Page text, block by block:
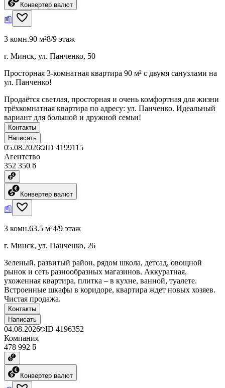
Конвертер валют
3 комн.90 м²8/9 этаж
г. Минск, ул. Панченко, 50
Просторная 3-комнатная квартира 90 м² с двумя санузлами на
ул. Панченко!
Продаётся светлая, просторная и очень комфортная для жизни
трёхкомнатная квартира по адресу: ул. Панченко. Идеальный
вариант для большой и дружной семьи!
Контакты
Написать
05.08.2026 ID 4199115
Агентство
352 350 ƃ
Конвертер валют
3 комн.63.5 м²4/9 этаж
г. Минск, ул. Панченко, 26
Зеленый, развитый район, рядом школа, детсад, овощной
рынок и сеть разнообразных магазинов. Аккуратная,
ухоженная квартира, плитка – в кухне, ванной, туалете.
Встроенные шкафы в коридоре, квартира ждет новых хозяев.
Чистая продажа.
Контакты
Написать
04.08.2026 ID 4196352
Компания
478 992 ƃ
Конвертер валют